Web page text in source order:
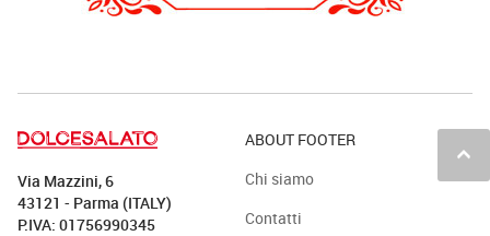
keyboard_arrow_up
Via Mazzini, 6
43121 - Parma (ITALY)
P.IVA: 01756990345
ABOUT FOOTER
Chi siamo
Contatti